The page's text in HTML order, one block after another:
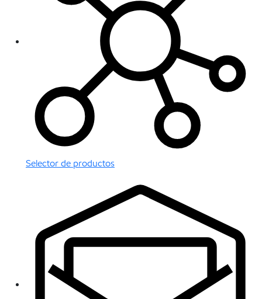
Selector de productos